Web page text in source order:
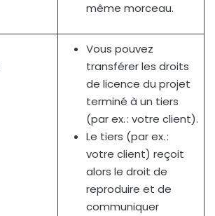
même morceau.
Vous pouvez
transférer les droits
de licence du projet
terminé à un tiers
(par ex. : votre client).
Le tiers (par ex. :
votre client) reçoit
alors le droit de
reproduire et de
communiquer